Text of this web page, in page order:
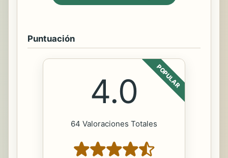
Puntuación
POPULAR
4.0
64 Valoraciones Totales